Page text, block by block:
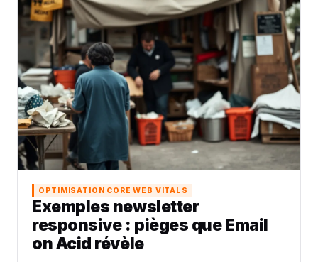
OPTIMISATION CORE WEB VITALS
Exemples newsletter
responsive : pièges que Email
on Acid révèle